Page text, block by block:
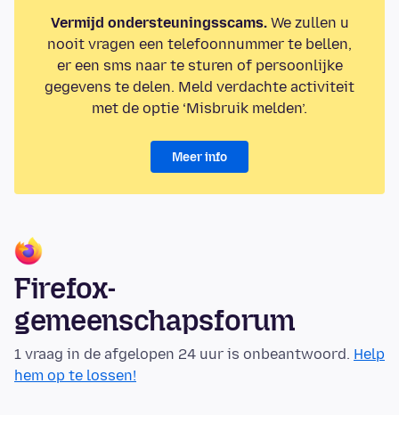
Vermijd ondersteuningsscams.We zullen u
nooit vragen een telefoonnummer te bellen,
er een sms naar te sturen of persoonlijke
gegevens te delen. Meld verdachte activiteit
met de optie ‘Misbruik melden’.
Meer info
Firefox-
gemeenschapsforum
1 vraag in de afgelopen 24 uur is onbeantwoord. Help
hem op te lossen!